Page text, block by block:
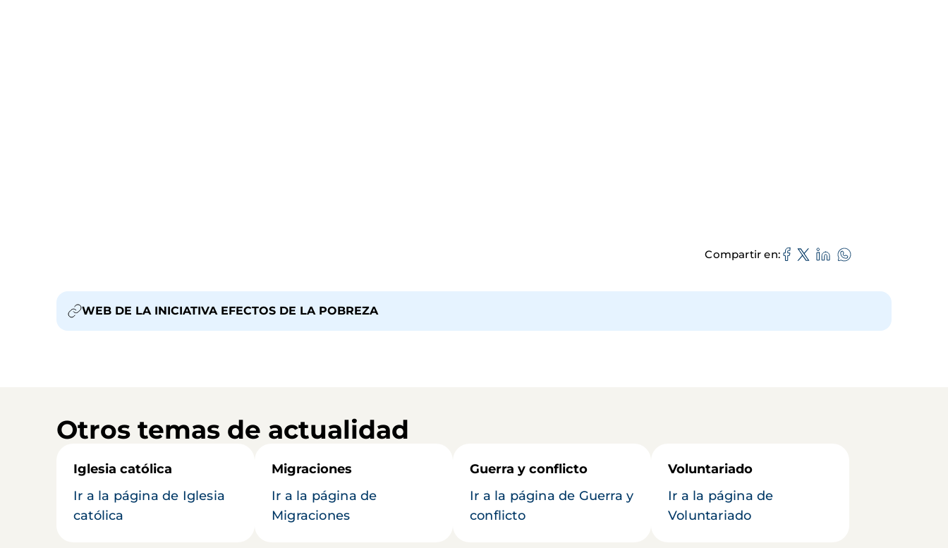
Compartir en
WEB DE LA INICIATIVA EFECTOS DE LA POBREZA
Otros temas de actualidad
Iglesia católica
Ir a la página de Iglesia
católica
Migraciones
Ir a la página de
Migraciones
Guerra y conflicto
Ir a la página de Guerra y
conflicto
Voluntariado
Ir a la página de
Voluntariado